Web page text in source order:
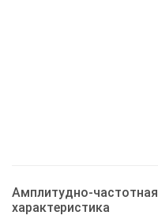
Амплитудно-частотная
характеристика